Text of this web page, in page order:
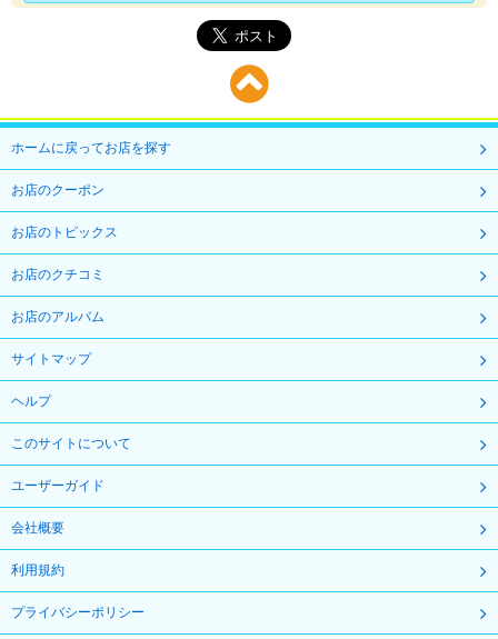
ホームに戻ってお店を探す
お店のクーポン
お店のトピックス
お店のクチコミ
お店のアルバム
サイトマップ
ヘルプ
このサイトについて
ユーザーガイド
会社概要
利用規約
プライバシーポリシー